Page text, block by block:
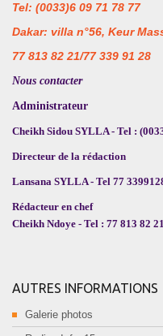
Tel: (0033)6 09 71 78 77
Dakar: villa n°56, Keur
77 813 82 21/77 339 91 28
Nous contacter
Administrateur
Cheikh Sidou SYLLA - Tel :
Directeur de la rédaction
Lansana SYLLA - Tel 77
Rédacteur en chef
Cheikh Ndoye - Tel : 77 813 82 21
AUTRES INFORMATIONS
Galerie photos